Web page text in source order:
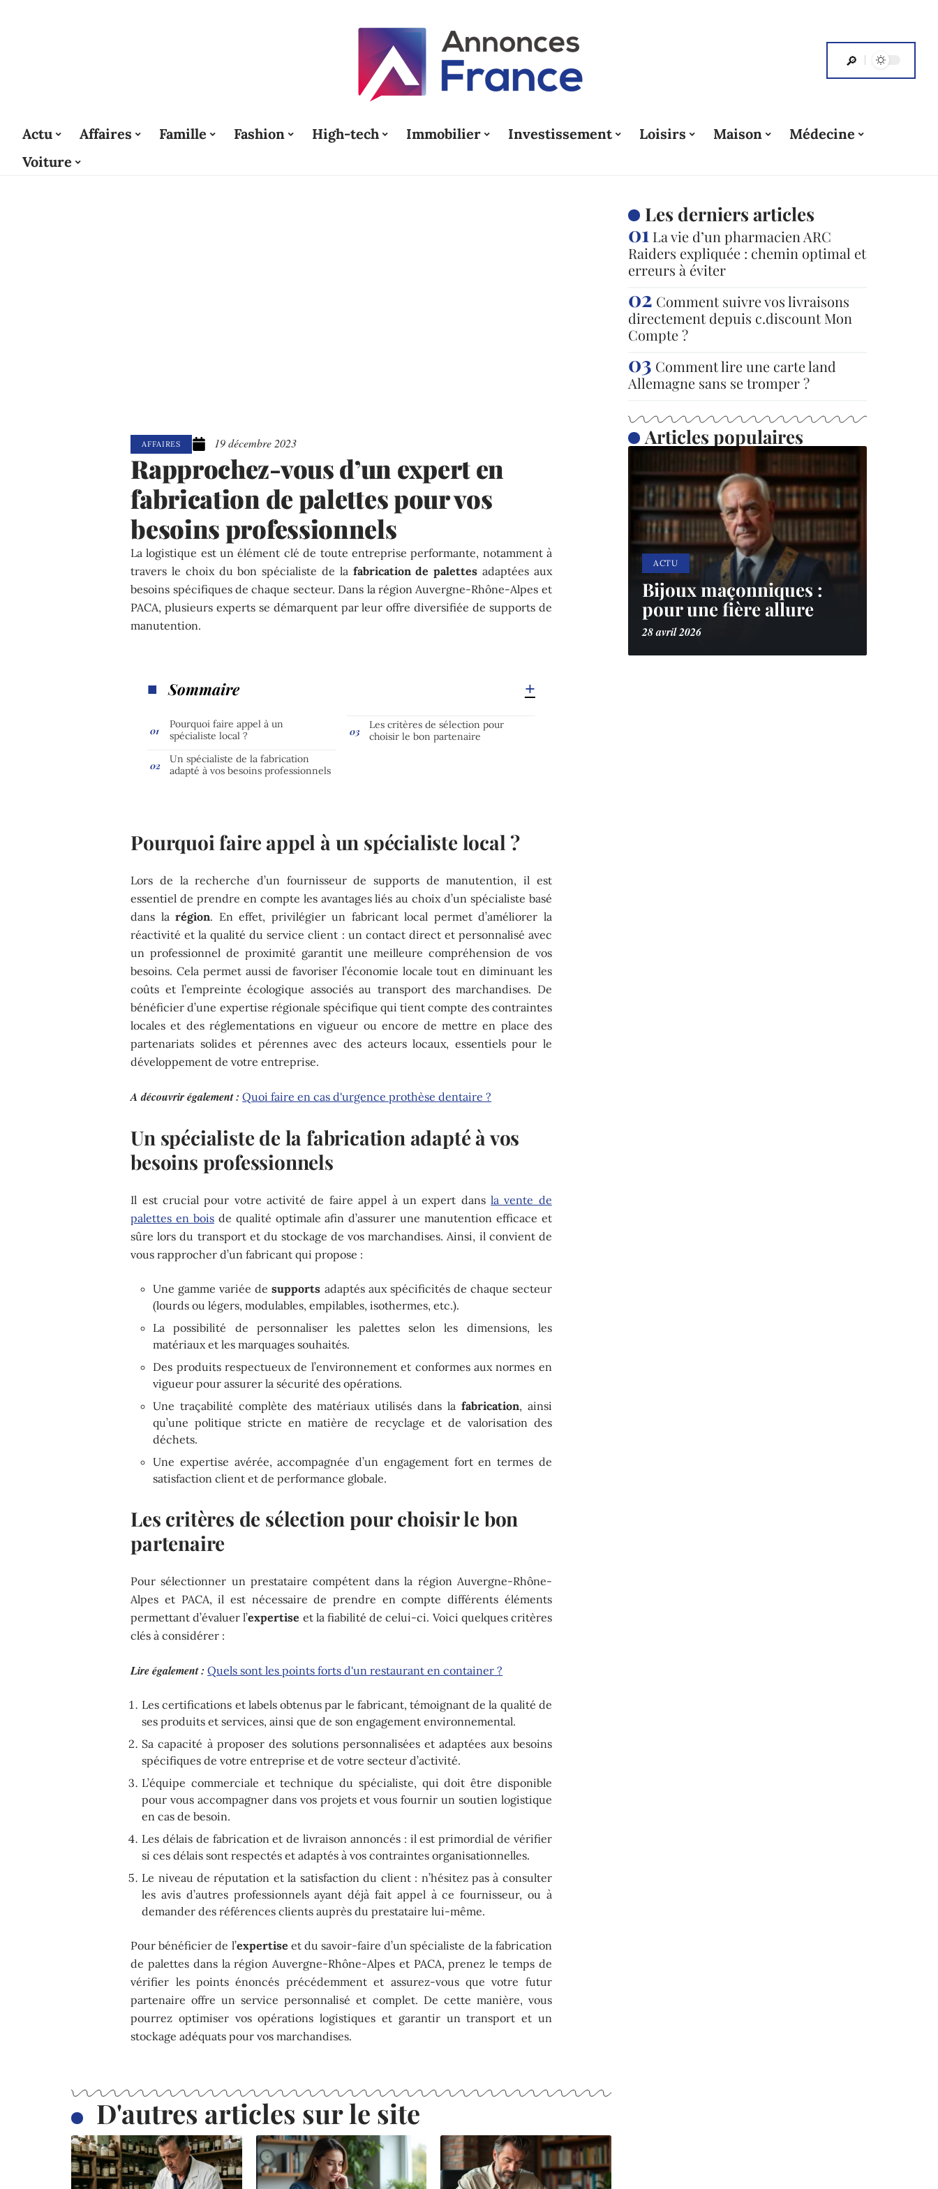
Actu Affaires Famille Fashion High-tech Immobilier Investissement Loisirs Maison
Médecine
Voiture
AFFAIRES 19 décembre 2023
Rapprochez-vous d’un expert en
fabrication de palettes pour vos
besoins professionnels
La logistique est un élément clé de toute entreprise performante, notamment à
travers le choix du bon spécialiste de la fabrication de palettes adaptées aux
besoins spécifiques de chaque secteur. Dans la région Auvergne-Rhône-Alpes et
PACA, plusieurs experts se démarquent par leur offre diversifiée de supports de
manutention.
Sommaire
Pourquoi faire appel à un
spécialiste local ?
Un spécialiste de la fabrication
adapté à vos besoins professionnels
Les critères de sélection pour
choisir le bon partenaire
Pourquoi faire appel à un spécialiste local ?
Lors de la recherche d’un fournisseur de supports de manutention, il est
essentiel de prendre en compte les avantages liés au choix d’un spécialiste basé
dans larégion. En effet, privilégier un fabricant local permet d’améliorer la
réactivité et la qualité du service client : un contact direct et personnalisé avec
un professionnel de proximité garantit une meilleure compréhension de vos
besoins. Cela permet aussi de favoriser l’économie locale tout en diminuant les
coûts et l’empreinte écologique associés au transport des marchandises. De
bénéficier d’une expertise régionale spécifique qui tient compte des contraintes
locales et des réglementations en vigueur ou encore de mettre en place des
partenariats solides et pérennes avec des acteurs locaux, essentiels pour le
développement de votre entreprise.
A découvrir également : Quoi faire en cas d'urgence prothèse dentaire ?
Un spécialiste de la fabrication adapté à vos
besoins professionnels
Il est crucial pour votre activité de faire appel à un expert dansla vente de
palettes en boisde qualité optimale afin d’assurer une manutention efficace et
sûre lors du transport et du stockage de vos marchandises. Ainsi, il convient de
vous rapprocher d’un fabricant qui propose :
Une gamme variée desupports adaptés aux spécificités de chaque secteur
(lourds ou légers, modulables, empilables, isothermes, etc.).
La possibilité de personnaliser les palettes selon les dimensions, les
matériaux et les marquages souhaités.
Des produits respectueux de l’environnement et conformes aux normes en
vigueur pour assurer la sécurité des opérations.
Une traçabilité complète des matériaux utilisés dans la fabrication, ainsi
qu’une politique stricte en matière de recyclage et de valorisation des
déchets.
Une expertise avérée, accompagnée d’un engagement fort en termes de
satisfaction client et de performance globale.
Les critères de sélection pour choisir le bon
partenaire
Pour sélectionner un prestataire compétent dans la région Auvergne-Rhône-
Alpes et PACA, il est nécessaire de prendre en compte différents éléments
permettant d’évaluer l’expertise et la fiabilité de celui-ci. Voici quelques critères
clés à considérer :
Lire également : Quels sont les points forts d'un restaurant en container ?
Les certifications et labels obtenus par le fabricant, témoignant de la qualité de
ses produits et services, ainsi que de son engagement environnemental.
Sa capacité à proposer des solutions personnalisées et adaptées aux besoins
spécifiques de votre entreprise et de votre secteur d’activité.
L’équipe commerciale et technique du spécialiste, qui doit être disponible
pour vous accompagner dans vos projets et vous fournir un soutien logistique
en cas de besoin.
Les délais de fabrication et de livraison annoncés : il est primordial de vérifier
si ces délais sont respectés et adaptés à vos contraintes organisationnelles.
Le niveau de réputation et la satisfaction du client : n’hésitez pas à consulter
les avis d’autres professionnels ayant déjà fait appel à ce fournisseur, ou à
demander des références clients auprès du prestataire lui-même.
Pour bénéficier de l’expertise et du savoir-faire d’un spécialiste de la fabrication
de palettes dans la région Auvergne-Rhône-Alpes et PACA, prenez le temps de
vérifier les points énoncés précédemment et assurez-vous que votre futur
partenaire offre un service personnalisé et complet. De cette manière, vous
pourrez optimiser vos opérations logistiques et garantir un transport et un
stockage adéquats pour vos marchandises.
D'autres articles sur le site
Les derniers articles
La vie d’un pharmacien ARC
Raiders expliquée : chemin optimal et
erreurs à éviter
Comment suivre vos livraisons
directement depuis c.discount Mon
Compte ?
Comment lire une carte land
Allemagne sans se tromper ?
Articles populaires
ACTU
Bijoux maçonniques :
pour une fière allure
28 avril 2026